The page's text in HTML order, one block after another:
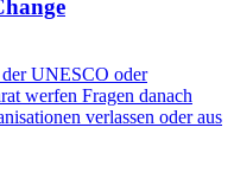
UNESCO oder
werfen Fragen danach
verlassen oder aus